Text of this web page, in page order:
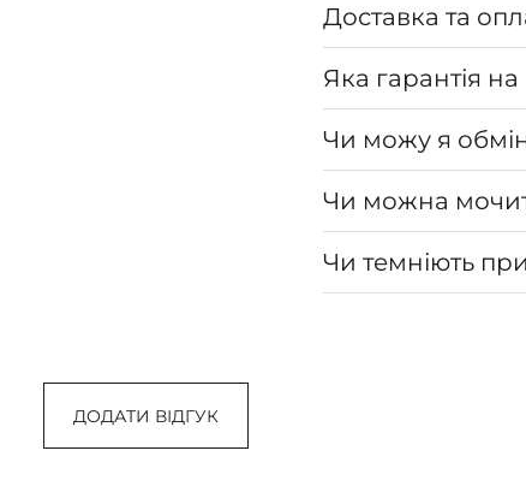
Доставка та
Яка гарантія
Чи можу я
Чи можна
Чи темніють
ДОДАТИ ВІДГУК